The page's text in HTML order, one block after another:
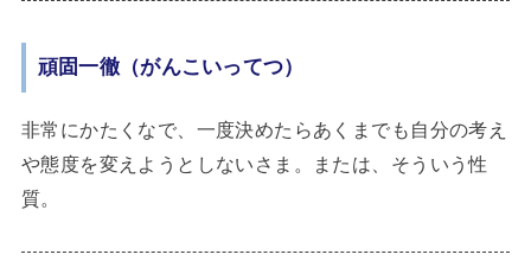
頑固一徹（がんこいってつ）
非常にかたくなで、一度決めたらあくまでも自分の考え
や態度を変えようとしないさま。または、そういう性
質。